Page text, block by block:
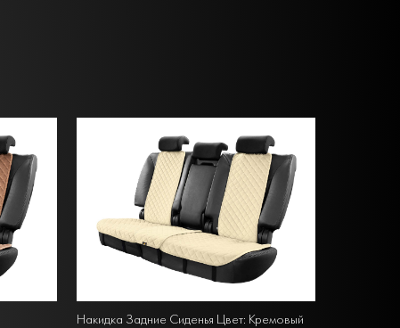
Накидка Задние Сиденья Цвет: Кремовый